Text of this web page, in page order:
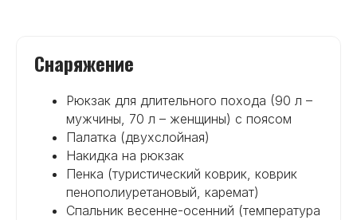
Снаряжение
Рюкзак для длительного похода (90 л –
мужчины, 70 л – женщины) с поясом
Палатка (двухслойная)
Накидка на рюкзак
Пенка (туристический коврик, коврик
пенополиуретановый, каремат)
Спальник весенне-осенний (температура